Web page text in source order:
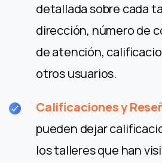
detallada sobre cada
dirección, número de
de atención,
otros usuarios.
Calificaciones y
pueden dejar
los talleres que han